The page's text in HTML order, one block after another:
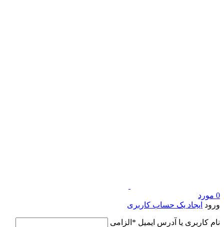
0 مورد
ورود ایجاد یک حساب کاربری
نام کاربری یا آدرس ایمیل * الزامی